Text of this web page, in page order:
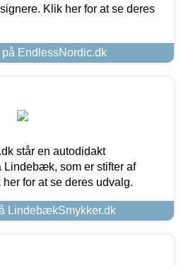
Klik her for at se deres
EndlessNordic.dk
står en autodidakt
Lindebæk, som er stifter af
for at se deres udvalg.
LindebækSmykker.dk